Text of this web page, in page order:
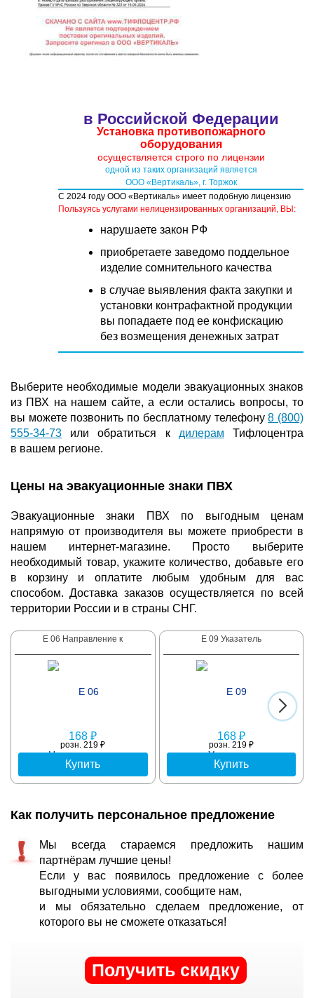
в Российской Федерации
Установка противопожарного
оборудования
осуществляется строго по лицензии
одной из таких организаций является
ООО «Вертикаль», г. Торжок
С 2024 году ООО «Вертикаль» имеет подобную лицензию
Пользуясь услугами нелицензированных организаций, ВЫ:
нарушаете закон РФ
приобретаете заведомо поддельное
изделие сомнительного качества
в случае выявления факта закупки и
установки контрафактной продукции
вы попадаете под ее конфискацию
без возмещения денежных затрат
Выберите необходимые модели эвакуационных знаков
из ПВХ на нашем сайте, а если остались вопросы, то
вы можете позвонить по бесплатному телефону8 (800)
555-34-73 или обратиться к дилерам Тифлоцентра
в вашем регионе.
Цены на эвакуационные знаки ПВХ
Эвакуационные знаки ПВХ по выгодным ценам
напрямую от производителя вы можете приобрести в
нашем интернет-магазине. Просто выберите
необходимый товар, укажите количество, добавьте его
в корзину и оплатите любым удобным для вас
способом. Доставка заказов осуществляется по всей
территории России и в страны СНГ.
E 06 Направление к
168 ₽
розн. 219 ₽
Купить
E 09 Указатель
168 ₽
розн. 219 ₽
Купить
Как получить персональное предложение
Мы всегда стараемся предложить нашим
партнёрам лучшие цены!
Если у вас появилось предложение с более
выгодными условиями, сообщите нам,
и мы обязательно сделаем предложение, от
которого вы не сможете отказаться!
Получить скидку